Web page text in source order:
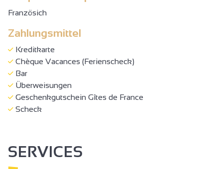
Französich
Zahlungsmittel
Kreditkarte
Chèque Vacances (Ferienscheck)
Bar
Überweisungen
Geschenkgutschein Gîtes de France
Scheck
SERVICES